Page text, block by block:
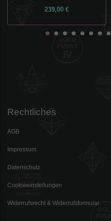
239,00 €
Rechtliches
AGB
Impressum
Datenschutz
Cookieeinstellungen
Widerrufsrecht & Widerrufsformular